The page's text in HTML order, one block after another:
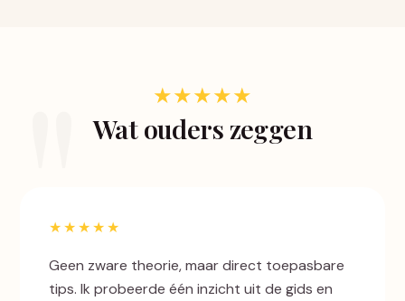
★★★★★
Wat ouders zeggen
★★★★★
Geen zware theorie, maar direct toepasbare
tips. Ik probeerde één inzicht uit de gids en